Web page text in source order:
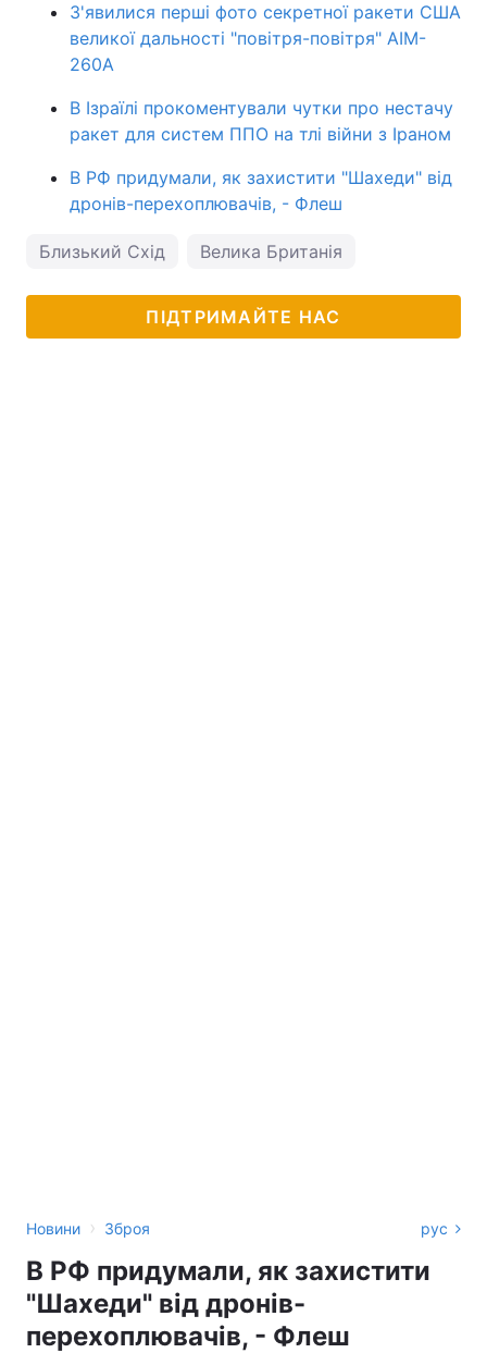
З'явилися перші фото секретної ракети США
великої дальності "повітря-повітря" AIM-
260A
В Ізраїлі прокоментували чутки про нестачу
ракет для систем ППО на тлі війни з Іраном
В РФ придумали, як захистити "Шахеди" від
дронів-перехоплювачів, - Флеш
Близький Схід Велика Британія
ПІДТРИМАЙТЕ НАС
Новини › Зброя рус
В РФ придумали, як захистити
"Шахеди" від дронів-
перехоплювачів, - Флеш